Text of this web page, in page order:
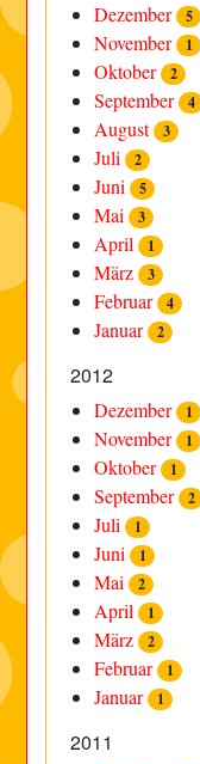
Dezember 5
November 1
Oktober 2
September 4
August 3
Juli 2
Juni 5
Mai 3
April 1
März 3
Februar 4
Januar 2
2012
Dezember 1
November 1
Oktober 1
September 2
Juli 1
Juni 1
Mai 2
April 1
März 2
Februar 1
Januar 1
2011